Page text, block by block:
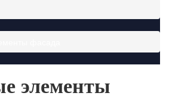
элементы